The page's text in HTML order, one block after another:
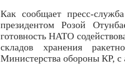
Как сообщает пресс-
президентом Розой
готовность НАТО
складов хранения
Министерства обороны КР,